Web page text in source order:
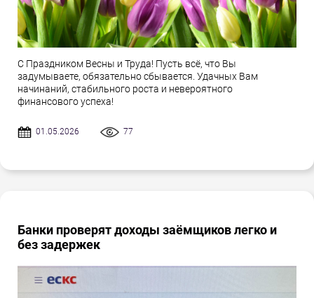
С Праздником Весны и Труда! Пусть всё, что Вы
задумываете, обязательно сбывается. Удачных Вам
начинаний, стабильного роста и невероятного
финансового успеха!
01.05.2026 77
Банки проверят доходы заёмщиков легко и
без задержек